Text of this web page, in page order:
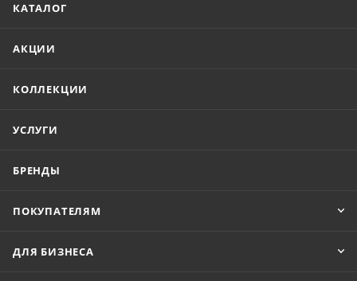
КАТАЛОГ
АКЦИИ
КОЛЛЕКЦИИ
УСЛУГИ
БРЕНДЫ
ПОКУПАТЕЛЯМ
ДЛЯ БИЗНЕСА